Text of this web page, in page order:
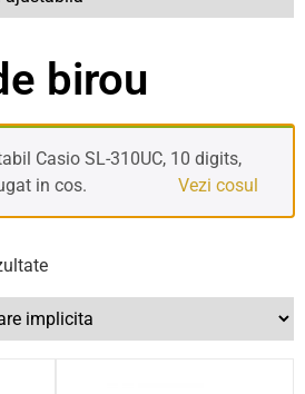
birou
Casio SL-310UC, 10 digits,
in cos.
Vezi cosul